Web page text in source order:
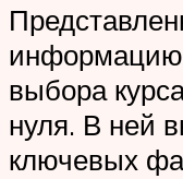
информацию
выбора
нуля. В ней
ключевых